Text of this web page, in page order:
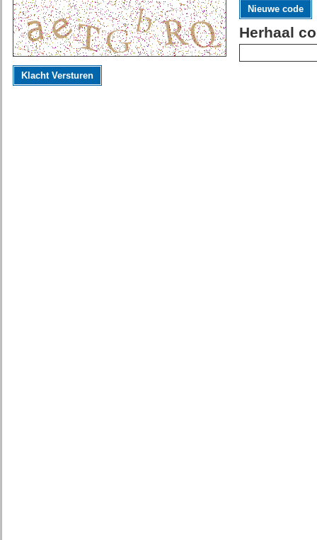
Nieuwe code
Herhaal
Klacht Versturen